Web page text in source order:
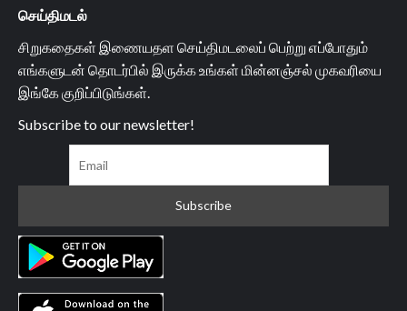
செய்திமடல்
சிறுகதைகள் இணையதள செய்திமடலைப் பெற்று எப்போதும்
எங்களுடன் தொடர்பில் இருக்க உங்கள் மின்னஞ்சல் முகவரியை
இங்கே குறிப்பிடுங்கள்.
Subscribe to our newsletter!